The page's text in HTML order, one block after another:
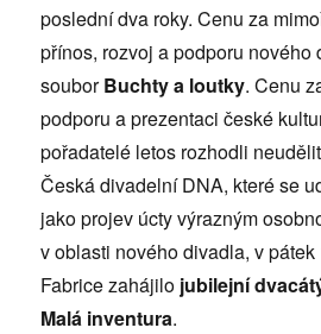
poslední dva roky. Cenu za
přínos, rozvoj a podporu nového
souborBuchty a loutky. Cenu
podporu a prezentaci české
pořadatelé letos rozhodli
Česká divadelní DNA, které se
jako projev úcty výrazným
v oblasti nového divadla, v
Fabrice zahájilo jubilejní
Malá inventura.